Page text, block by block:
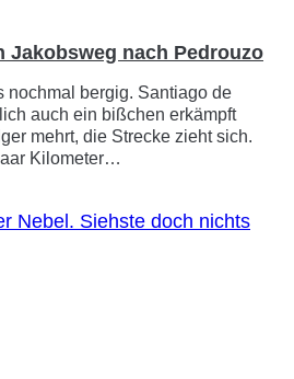
Jakobsweg nach Pedrouzo
nochmal bergig. Santiago de
auch ein bißchen erkämpft
mehrt, die Strecke zieht sich.
Kilometer…